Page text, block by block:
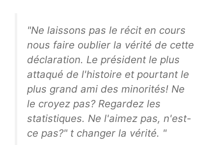
"Ne laissons pas le récit en cours
nous faire oublier la vérité de cette
déclaration. Le président le plus
attaqué de l'histoire et pourtant le
plus grand ami des minorités! Ne
le croyez pas? Regardez les
statistiques. Ne l'aimez pas, n'est-
ce pas?" t changer la vérité. "